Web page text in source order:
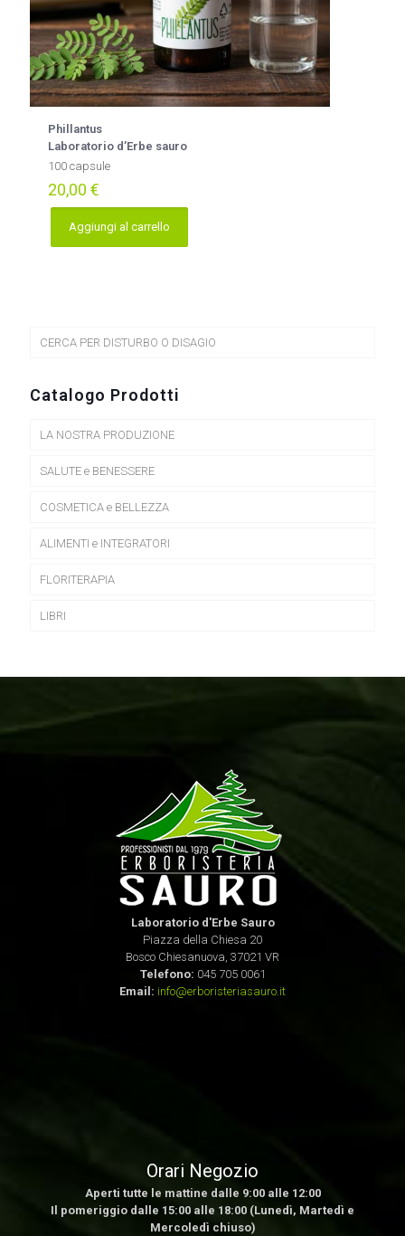
Phillantus
Laboratorio d’Erbe sauro
100 capsule
20,00 €
Aggiungi al carrello
CERCA PER DISTURBO O DISAGIO
Catalogo Prodotti
LA NOSTRA PRODUZIONE
SALUTE e BENESSERE
COSMETICA e BELLEZZA
ALIMENTI e INTEGRATORI
FLORITERAPIA
LIBRI
Laboratorio d'Erbe Sauro
Piazza della Chiesa 20
Bosco Chiesanuova, 37021 VR
Telefono: 045 705 0061
Email: info@erboristeriasauro.it
Orari Negozio
Aperti tutte le mattine dalle 9:00 alle 12:00
Il pomeriggio dalle 15:00 alle 18:00 (Lunedì, Martedì e
Mercoledì chiuso)